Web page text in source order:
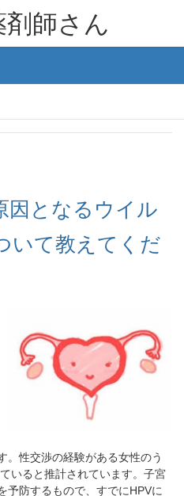
師さん
因となるウイル
いて教えてくだ
。性交渉の経験がある女性のう
いると推計されています。子宮
予防するもので、すでにHPVに